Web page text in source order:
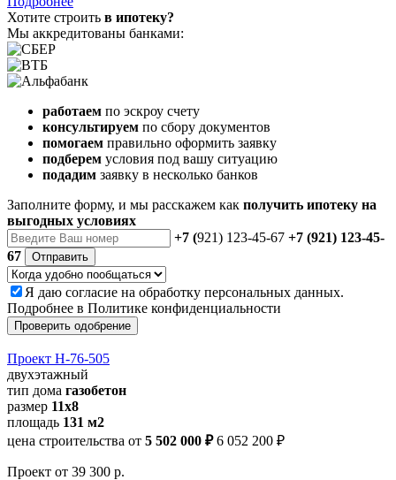
Хотите строить в ипотеку?
Мы аккредитованы банками:
работаем по эскроу счету
консультируем по сбору документов
помогаем правильно оформить заявку
подберем условия под вашу ситуацию
подадим заявку в несколько банков
Заполните форму, и мы расскажем как получить ипотеку на
выгодных условиях
+7 (921) 123-45-67 +7 (921) 123-45-
67
Отправить
Я даю согласие на обработку персональных данных.
Подробнее в Политике конфиденциальности
Проверить одобрение
Проект Н-76-505
двухэтажный
тип дома газобетон
размер 11х8
площадь 131 м2
цена строительства от 5 502 000 ₽ 6 052 200 ₽
Проект от 39 300 р.